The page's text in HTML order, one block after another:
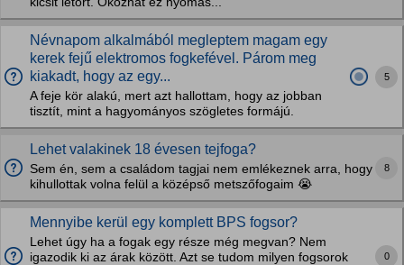
Névnapom alkalmából megleptem magam egy
kerek fejű elektromos fogkefével. Párom meg
kiakadt, hogy az egy...
A feje kör alakú, mert azt hallottam, hogy az jobban
tisztít, mint a hagyományos szögletes formájú.
5
Lehet valakinek 18 évesen tejfoga?
Sem én, sem a családom tagjai nem emlékeznek arra, hogy
kihullottak volna felül a középső metszőfogaim 😭
8
Mennyibe kerül egy komplett BPS fogsor?
Lehet úgy ha a fogak egy része még megvan? Nem
igazodik ki az árak között. Azt se tudom milyen fogsorok
0